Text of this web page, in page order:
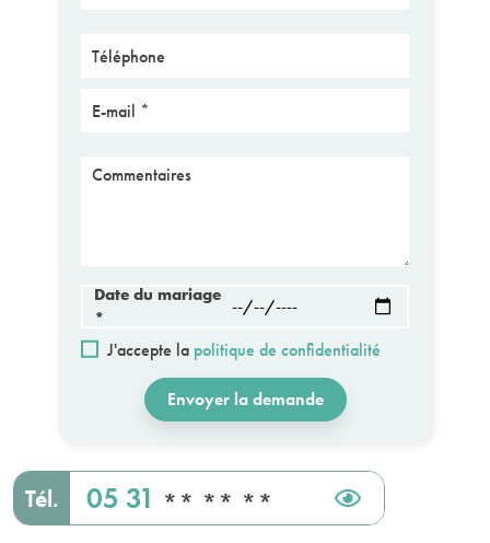
Date du mariage
*
J'accepte la politique de confidentialité
Envoyer la demande
Tél. 05 31 ** ** **